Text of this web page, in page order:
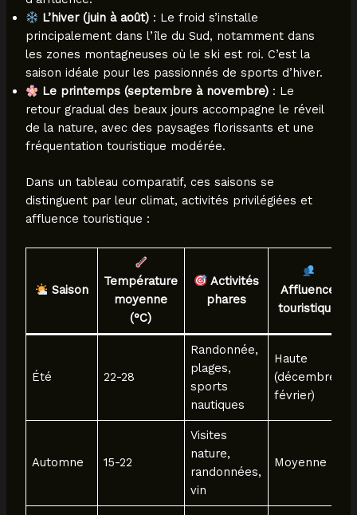
L’hiver (juin à août) : Le froid s’installe
principalement dans l’île du Sud, notamment dans
les zones montagneuses où le ski est roi. C’est la
saison idéale pour les passionnés de sports d’hiver.
Le printemps (septembre à novembre) : Le
retour gradual des beaux jours accompagne le réveil
de la nature, avec des paysages florissants et une
fréquentation touristique modérée.
Dans un tableau comparatif, ces saisons se
distinguent par leur climat, activités privilégiées et
affluence touristique :
Saison
Température
moyenne
(°C)
Activités
phares
Affluence
touristique
Été 22-28
Randonnée,
plages,
sports
nautiques
Haute
(décembre-
février)
Automne 15-22
Visites
nature,
randonnées,
vin
Moyenne